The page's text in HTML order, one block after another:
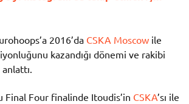
2016’da CSKA Moscow ile
kazandığı dönemi ve rakibi
anlattı.
Final Four finalinde Itoudis’in CSKA’sı ile